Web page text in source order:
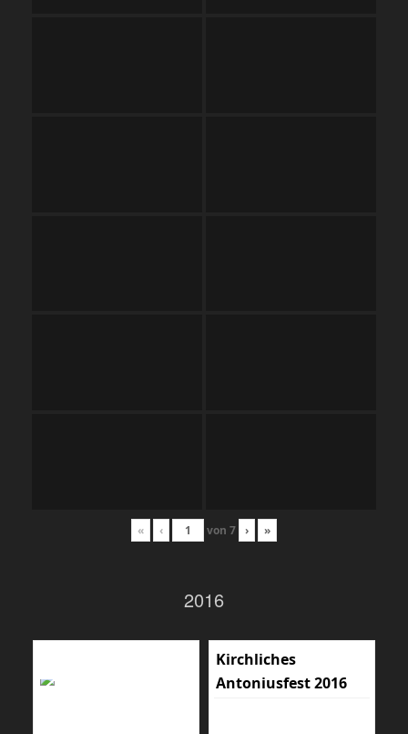
« ‹ von 7 › »
2016
Kirchliches
Antoniusfest 2016